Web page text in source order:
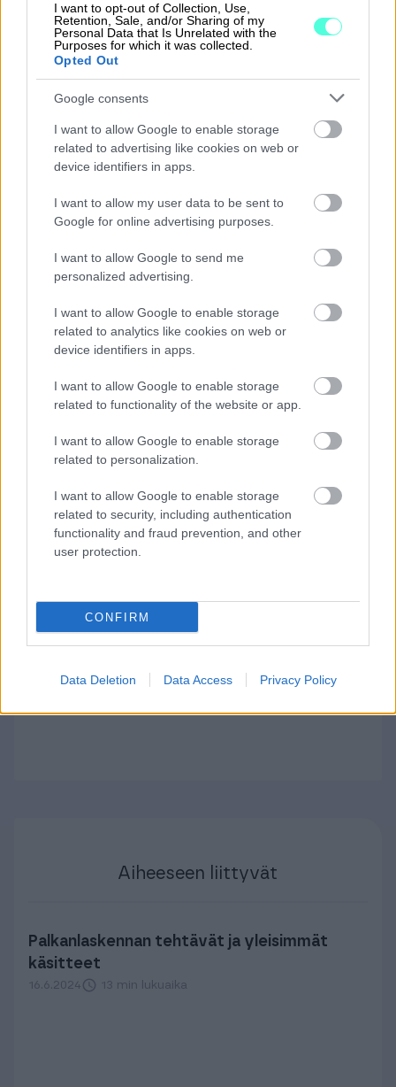
I want to opt-out of Collection, Use,
Retention, Sale, and/or Sharing of my
Personal Data that Is Unrelated with the
Purposes for which it was collected.
Opted Out
Google consents
I want to allow Google to enable storage
related to advertising like cookies on web or
device identifiers in apps.
I want to allow my user data to be sent to
Google for online advertising purposes.
I want to allow Google to send me
personalized advertising.
I want to allow Google to enable storage
related to analytics like cookies on web or
device identifiers in apps.
I want to allow Google to enable storage
related to functionality of the website or app.
I want to allow Google to enable storage
related to personalization.
I want to allow Google to enable storage
related to security, including authentication
functionality and fraud prevention, and other
user protection.
CONFIRM
Data Deletion Data Access Privacy Policy
Perehdy tarkemmin ohjeistukseen
verottajan sivuilla .
Lue lisää aiheesta:kumpi valita – yrittäjyys
vai palkkatyö?
TILITOIMISTO YRITYKSILLE
Finago Procountor
Aiheeseen liittyvät
Palkanlaskennan tehtävät ja yleisimmät
käsitteet
16.6.2024 13 min lukuaika